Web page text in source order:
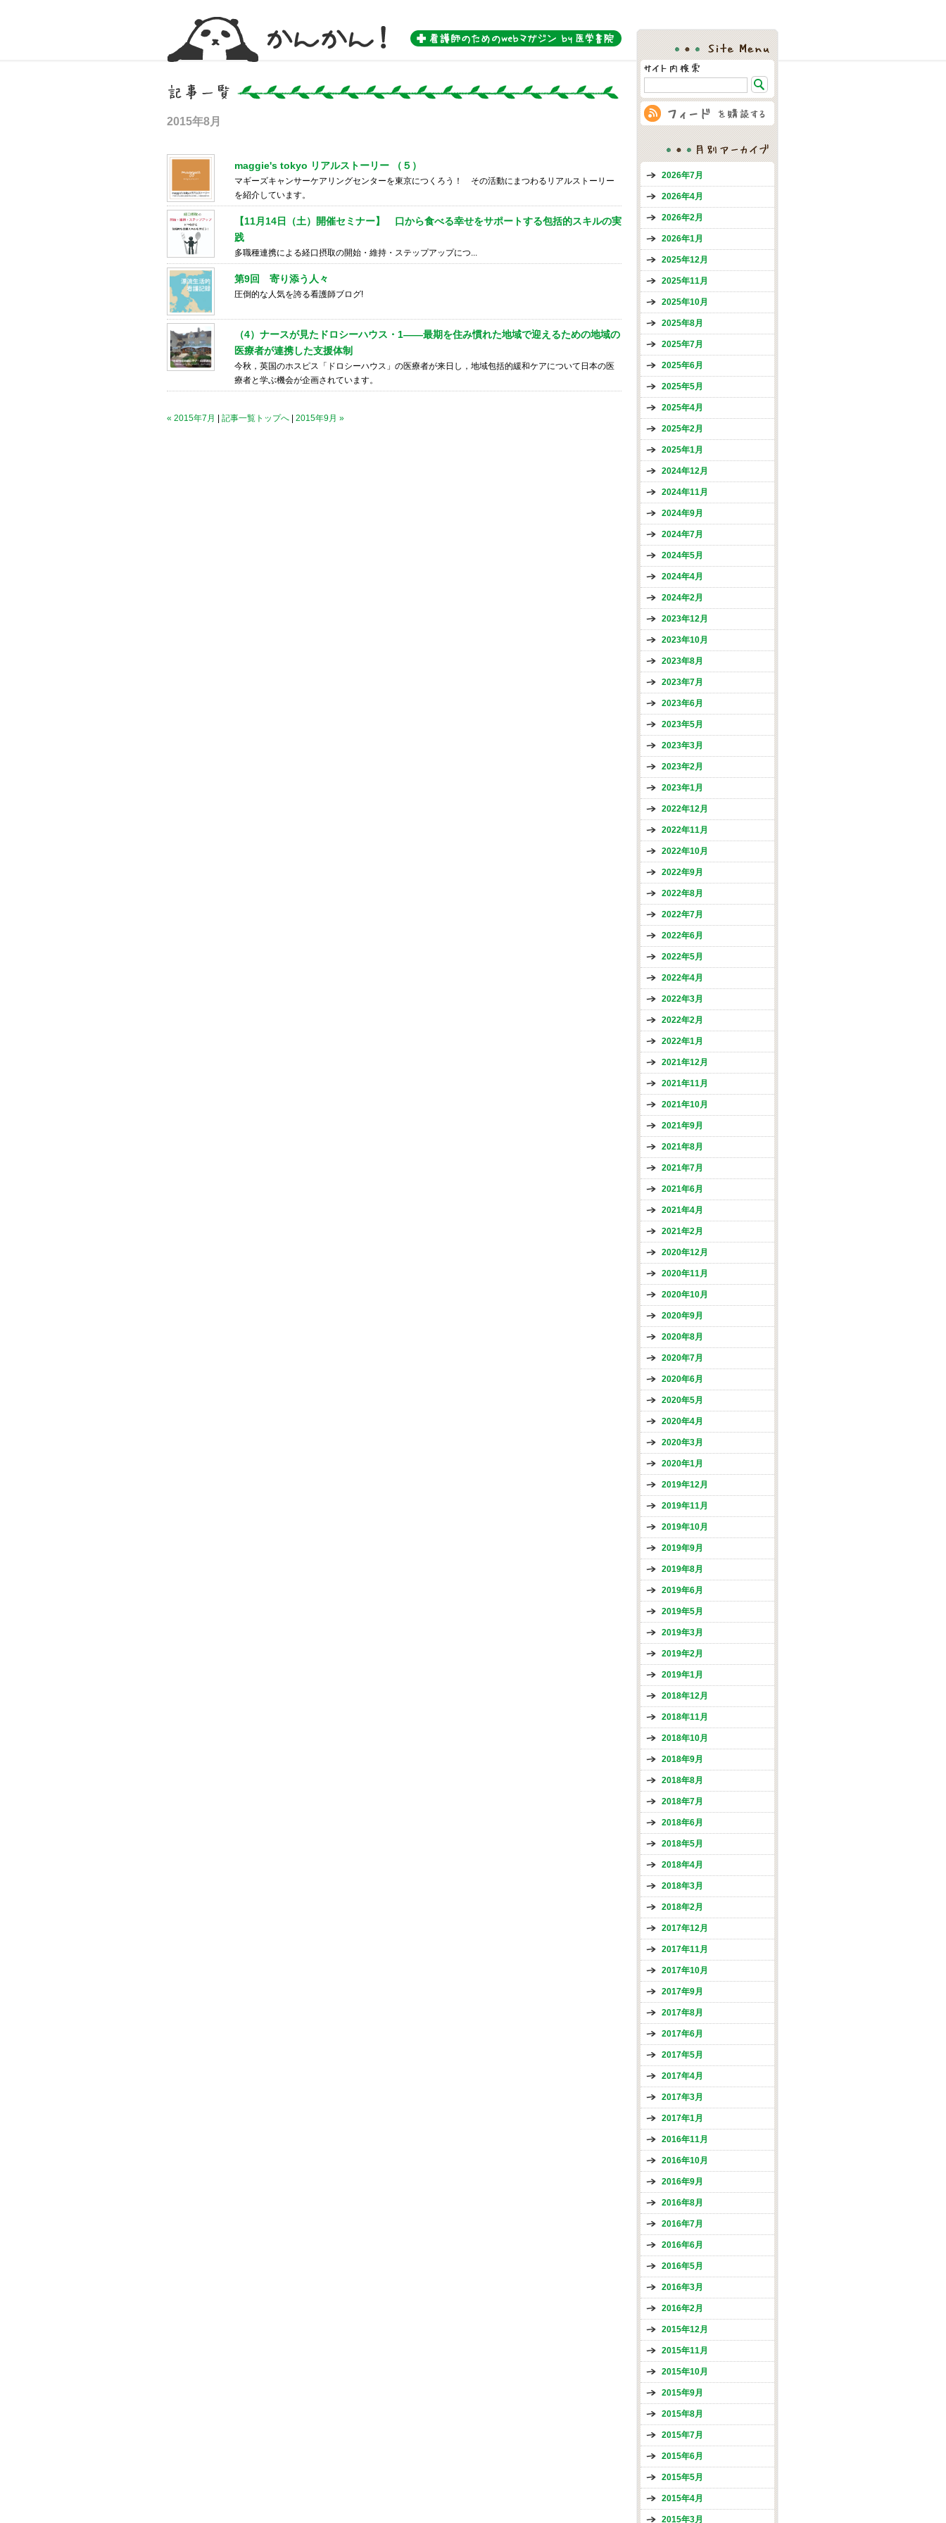
2015年8月
maggie's tokyo リアルストーリー （５）
マギーズキャンサーケアリングセンターを東京につくろう！ その活動にまつわるリアルストーリー
を紹介しています。
【11月14日（土）開催セミナー】 口から食べる幸せをサポートする包括的スキルの実
践
多職種連携による経口摂取の開始・維持・ステップアップにつ...
第9回 寄り添う人々
圧倒的な人気を誇る看護師ブログ!
（4）ナースが見たドロシーハウス・1――最期を住み慣れた地域で迎えるための地域の
医療者が連携した支援体制
今秋，英国のホスピス「ドロシーハウス」の医療者が来日し，地域包括的緩和ケアについて日本の医
療者と学ぶ機会が企画されています。
« 2015年7月 記事一覧トップへ 2015年9月 »
Site Menu
月別アーカイブ
2026年7月
2026年4月
2026年2月
2026年1月
2025年12月
2025年11月
2025年10月
2025年8月
2025年7月
2025年6月
2025年5月
2025年4月
2025年2月
2025年1月
2024年12月
2024年11月
2024年9月
2024年7月
2024年5月
2024年4月
2024年2月
2023年12月
2023年10月
2023年8月
2023年7月
2023年6月
2023年5月
2023年3月
2023年2月
2023年1月
2022年12月
2022年11月
2022年10月
2022年9月
2022年8月
2022年7月
2022年6月
2022年5月
2022年4月
2022年3月
2022年2月
2022年1月
2021年12月
2021年11月
2021年10月
2021年9月
2021年8月
2021年7月
2021年6月
2021年4月
2021年2月
2020年12月
2020年11月
2020年10月
2020年9月
2020年8月
2020年7月
2020年6月
2020年5月
2020年4月
2020年3月
2020年1月
2019年12月
2019年11月
2019年10月
2019年9月
2019年8月
2019年6月
2019年5月
2019年3月
2019年2月
2019年1月
2018年12月
2018年11月
2018年10月
2018年9月
2018年8月
2018年7月
2018年6月
2018年5月
2018年4月
2018年3月
2018年2月
2017年12月
2017年11月
2017年10月
2017年9月
2017年8月
2017年6月
2017年5月
2017年4月
2017年3月
2017年1月
2016年11月
2016年10月
2016年9月
2016年8月
2016年7月
2016年6月
2016年5月
2016年3月
2016年2月
2015年12月
2015年11月
2015年10月
2015年9月
2015年8月
2015年7月
2015年6月
2015年5月
2015年4月
2015年3月